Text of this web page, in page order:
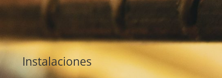
Instalaciones